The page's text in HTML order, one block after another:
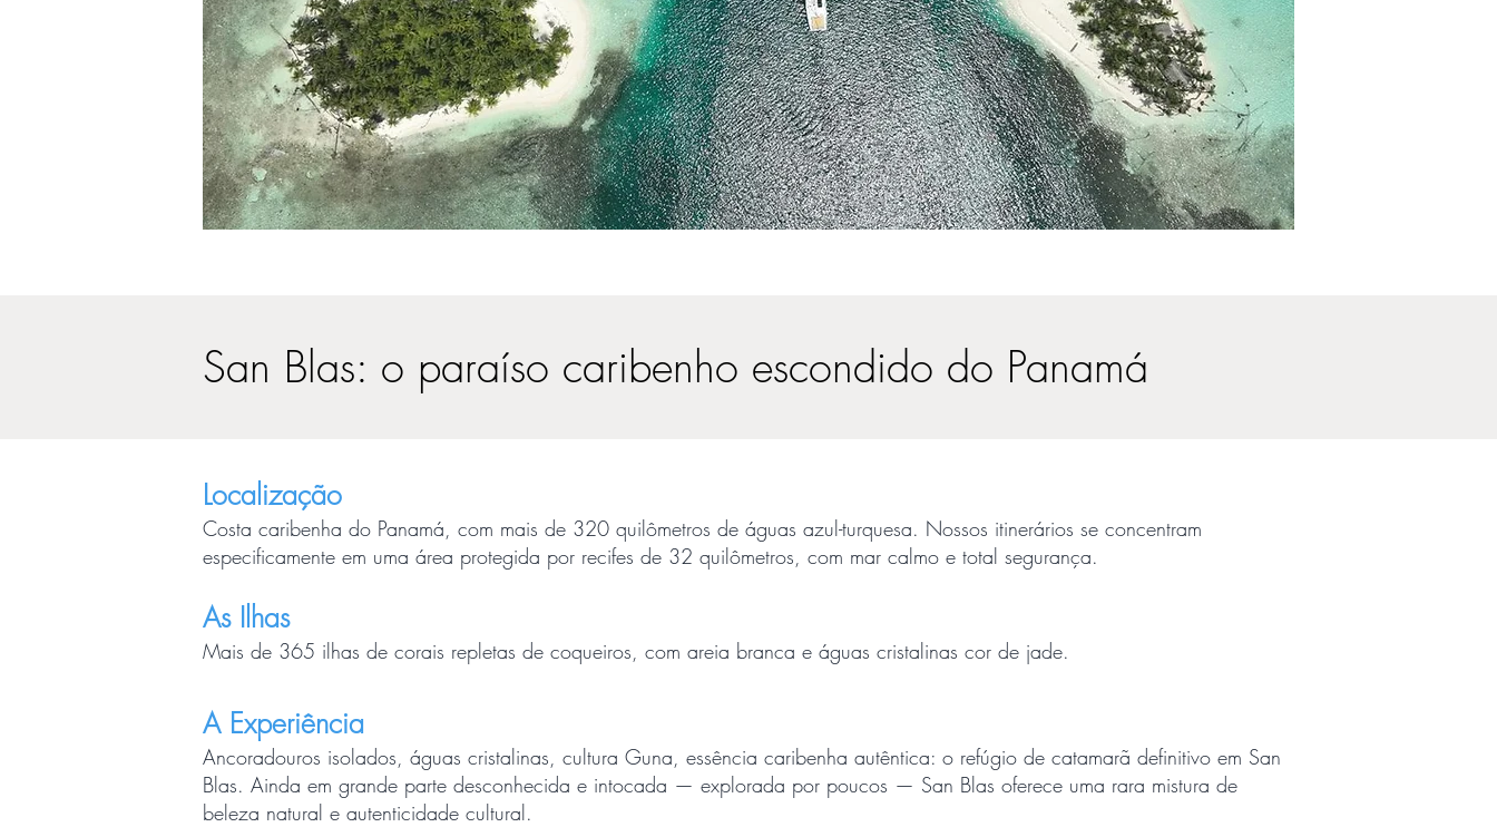
San Blas: o paraíso caribenho escondido do Panamá
Localização
Costa caribenha do Panamá, com mais de 320 quilômetros de águas azul-turquesa. Nossos itinerários se concentram
especificamente em uma área protegida por recifes de 32 quilômetros, com mar calmo e total segurança.
As Ilhas
Mais de 365 ilhas de corais repletas de coqueiros, com areia branca e águas cristalinas cor de jade.
A Experiência
Ancoradouros isolados, águas cristalinas, cultura Guna, essência caribenha autêntica: o refúgio de catamarã definitivo em San
Blas. Ainda em grande parte desconhecida e intocada — explorada por poucos — San Blas oferece uma rara mistura de
beleza natural e autenticidade cultural.